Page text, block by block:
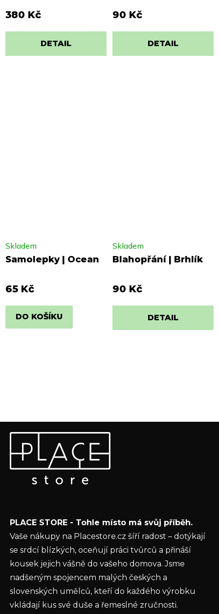
380 Kč
DETAIL
90 Kč
DETAIL
Samolepky | Ocean
Skladem
65 Kč
DO KOŠÍKU
Blahopřání | Brhlík
Skladem
90 Kč
DETAIL
Odebírat newsletter
Vložte svůj e-mail a my vám budeme zasílat informace o
nových produktech na našem e-shopu.
ochrany osobních údajů
PŘIHLÁSIT SE
PLACE STORE - Tohle místo má svůj příběh.
Vaše nákupy na Placestore.cz šíří radost – dotýkají
se srdcí blízkých, oceňují práci tvůrců a přináší
kousek jejich vášně do vašeho domova. Jsme
nadšeným spojencem malých českých a
slovenských umělců, kteří do každého výrobku
vkládají kus své duše a řemeslné zručnosti.